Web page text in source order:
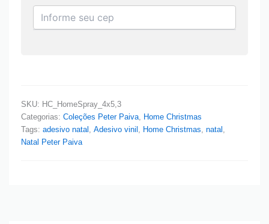
SKU: HC_HomeSpray_4x5,3
Categorias: Coleções Peter Paiva
Home Christmas
Tags: adesivo natal Adesivo vinil Home Christmas natal
Natal Peter Paiva